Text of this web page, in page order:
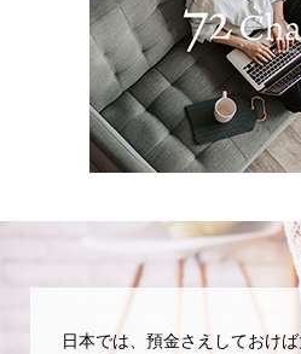
日本では、預金さえしておけ